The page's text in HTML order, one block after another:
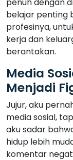
penuh dengan
belajar penting
profesinya,
kerja dan
berantakan.
Media
Menjadi
Jujur, aku
media sosial,
aku sadar
hidup lebih
komentar